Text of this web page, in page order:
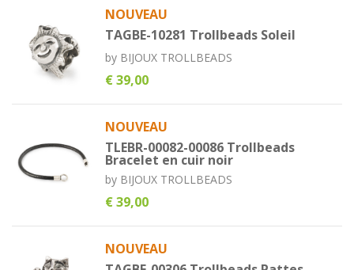
NOUVEAU
TAGBE-10281 Trollbeads Soleil
by BIJOUX TROLLBEADS
€ 39,00
NOUVEAU
TLEBR-00082-00086 Trollbeads
Bracelet en cuir noir
by BIJOUX TROLLBEADS
€ 39,00
NOUVEAU